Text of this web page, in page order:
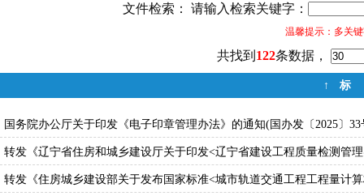
文件检索： 请输入检索关键字：
温馨提示：多关
共找到 122条数据，
↑ 标
国务院办公厅关于印发《电子印章管理办法》的通知(国办发〔2025〕33
转发《辽宁省住房和城乡建设厅关于印发<辽宁省建设工程质量检测管
转发《住房城乡建设部关于发布国家标准<城市轨道交通工程工程量计